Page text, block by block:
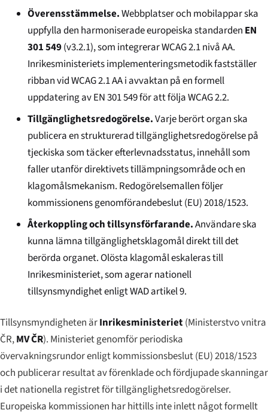
Överensstämmelse.Webbplatser och mobilappar ska
uppfylla den harmoniserade europeiska standarden EN
301 549(v3.2.1), som integrerar WCAG 2.1 nivå AA.
Inrikesministeriets implementeringsmetodik fastställer
ribban vid WCAG 2.1 AA i avvaktan på en formell
uppdatering av EN 301 549 för att följa WCAG 2.2.
Tillgänglighetsredogörelse.Varje berört organ ska
publicera en strukturerad tillgänglighetsredogörelse på
tjeckiska som täcker efterlevnadsstatus, innehåll som
faller utanför direktivets tillämpningsområde och en
klagomålsmekanism. Redogörelsemallen följer
kommissionens genomförandebeslut (EU) 2018/1523.
Återkoppling och tillsynsförfarande.Användare ska
kunna lämna tillgänglighetsklagomål direkt till det
berörda organet. Olösta klagomål eskaleras till
Inrikesministeriet, som agerar nationell
tillsynsmyndighet enligt WAD artikel 9.
Tillsynsmyndigheten ärInrikesministeriet(Ministerstvo vnitra
ČR,MV ČR). Ministeriet genomför periodiska
övervakningsrundor enligt kommissionsbeslut (EU) 2018/1523
och publicerar resultat av förenklade och fördjupade skanningar
i det nationella registret för tillgänglighetsredogörelser.
Europeiska kommissionen har hittills inte inlett något formellt